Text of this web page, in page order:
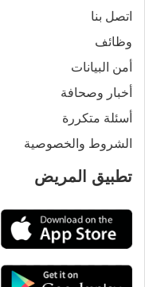
اتصل بنا
وظائف
أمن البيانات
أخبار وصحافة
أسئلة متكررة
الشروط والخصوصية
تطبيق المريض